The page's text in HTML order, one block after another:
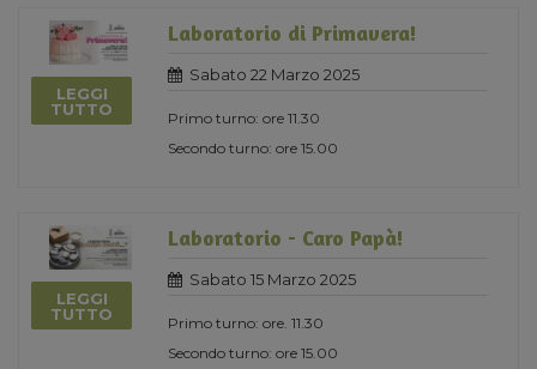
LEGGI
TUTTO
Laboratorio di Primavera!
Sabato 22 Marzo 2025
Primo turno: ore 11.30
Secondo turno: ore 15.00
LEGGI
TUTTO
Laboratorio - Caro Papà!
Sabato 15 Marzo 2025
Primo turno: ore. 11.30
Secondo turno: ore 15.00